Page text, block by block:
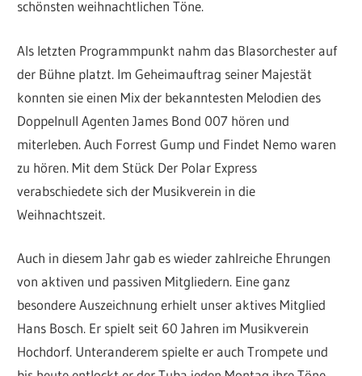
schönsten weihnachtlichen Töne.
Als letzten Programmpunkt nahm das Blasorchester auf
der Bühne platzt. Im Geheimauftrag seiner Majestät
konnten sie einen Mix der bekanntesten Melodien des
Doppelnull Agenten James Bond 007 hören und
miterleben. Auch Forrest Gump und Findet Nemo waren
zu hören. Mit dem Stück Der Polar Express
verabschiedete sich der Musikverein in die
Weihnachtszeit.
Auch in diesem Jahr gab es wieder zahlreiche Ehrungen
von aktiven und passiven Mitgliedern. Eine ganz
besondere Auszeichnung erhielt unser aktives Mitglied
Hans Bosch. Er spielt seit 60 Jahren im Musikverein
Hochdorf. Unteranderem spielte er auch Trompete und